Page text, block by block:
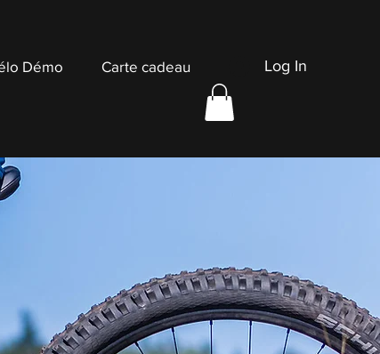
Démo Carte cadeau Log In